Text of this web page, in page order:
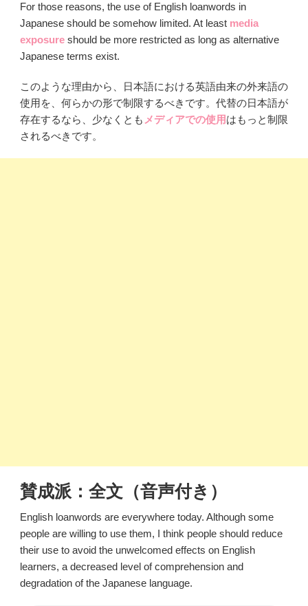
For those reasons, the use of English loanwords in
Japanese should be somehow limited. At least media
exposure should be more restricted as long as alternative
Japanese terms exist.
このような理由から、日本語における英語由来の外来語の
使用を、何らかの形で制限するべきです。代替の日本語が
存在するなら、少なくともメディアでの使用はもっと制限
されるべきです。
賛成派：全文（音声付き）
English loanwords are everywhere today. Although some
people are willing to use them, I think people should reduce
their use to avoid the unwelcomed effects on English
learners, a decreased level of comprehension and
degradation of the Japanese language.